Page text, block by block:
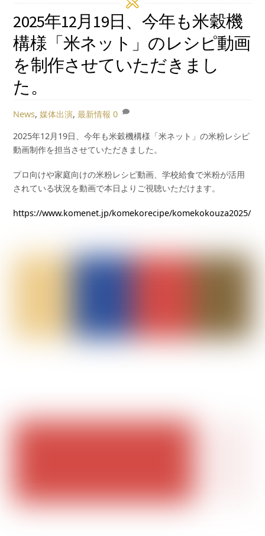
2025年12月19日、今年も米穀機
構様「米ネット」のレシピ動画
を制作させていただきまし
た。
News,媒体出演,最新情報 0
2025年12月19日、今年も米穀機構様「米ネット」の米粉レシピ
動画制作を担当させていただきました。
プロ向けや家庭向けの米粉レシピ動画、学校給食で米粉が活用
されている状況を動画で本日よりご視聴いただけます。
https://www.komenet.jp/komekorecipe/komekokouza2025/